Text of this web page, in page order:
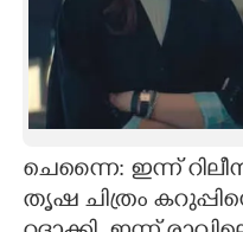
ASTRO
CARTOONS
ചെന്നൈ: ഇന്ന്
തൃഷ ചിത്രം